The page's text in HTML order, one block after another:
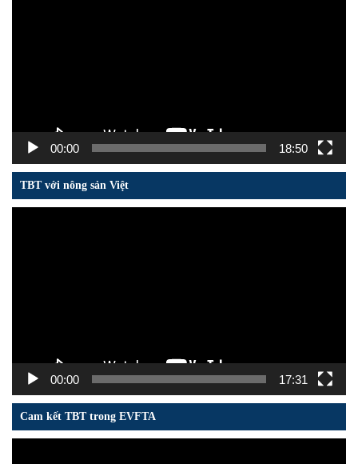
00:00 18:50
TBT với nông sản Việt
00:00 17:31
Cam kết TBT trong EVFTA